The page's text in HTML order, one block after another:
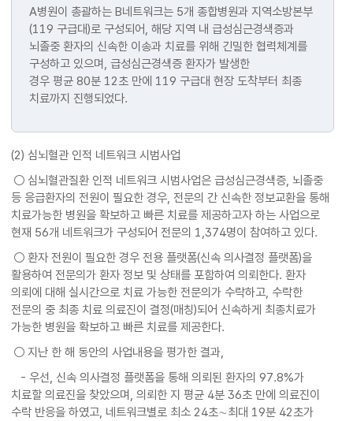
A병원이 총괄하는 B네트워크는 5개 종합병원과 지역소방본부
(119 구급대)로 구성되어, 해당 지역 내 급성심근경색증과
뇌졸중 환자의 신속한 이송과 치료를 위해 긴밀한 협력체계를
구성하고 있으며, 급성심근경색증 환자가 발생한
경우 평균 80분 12초 만에 119 구급대 현장 도착부터 최종
치료까지 진행되었다.
(2) 심뇌혈관 인적 네트워크 시범사업
○ 심뇌혈관질환 인적 네트워크 시범사업은 급성심근경색증, 뇌졸중
등 응급환자의 전원이 필요한 경우, 전문의 간 신속한 정보교환을 통해
치료가능한 병원을 확보하고 빠른 치료를 제공하고자 하는 사업으로
현재 56개 네트워크가 구성되어 전문의 1,374명이 참여하고 있다.
○ 환자 전원이 필요한 경우 전용 플랫폼(신속 의사결정 플랫폼)을
활용하여 전문의가 환자 정보 및 상태를 포함하여 의뢰한다. 환자
의뢰에 대해 실시간으로 치료 가능한 전문의가 수락하고, 수락한
전문의 중 최종 치료 의료진이 결정(매칭)되어 신속하게 최종치료가
가능한 병원을 확보하고 빠른 치료를 제공한다.
○ 지난 한 해 동안의 사업내용을 평가한 결과,
- 우선, 신속 의사결정 플랫폼을 통해 의뢰된 환자의 97.8%가
치료할 의료진을 찾았으며, 의뢰한 지 평균 4분 36초 만에 의료진이
수락 반응을 하였고, 네트워크별로 최소 24초∼최대 19분 42초가